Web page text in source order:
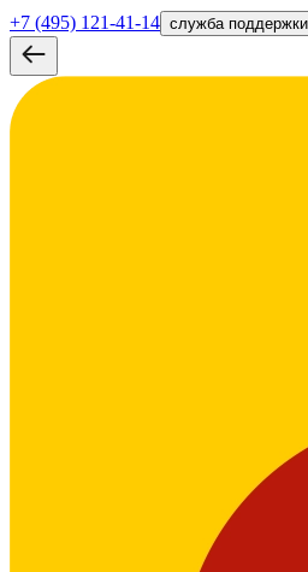
+7 (495) 121-41-14 служба поддержки